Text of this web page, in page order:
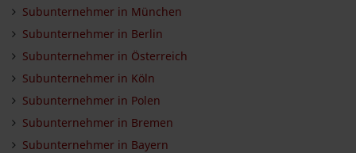
Subunternehmer in München
Subunternehmer in Berlin
Subunternehmer in Österreich
Subunternehmer in Köln
Subunternehmer in Polen
Subunternehmer in Bremen
Subunternehmer in Bayern